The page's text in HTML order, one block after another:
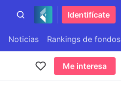
Identifícate
Noticias Rankings de fondos
Me interesa